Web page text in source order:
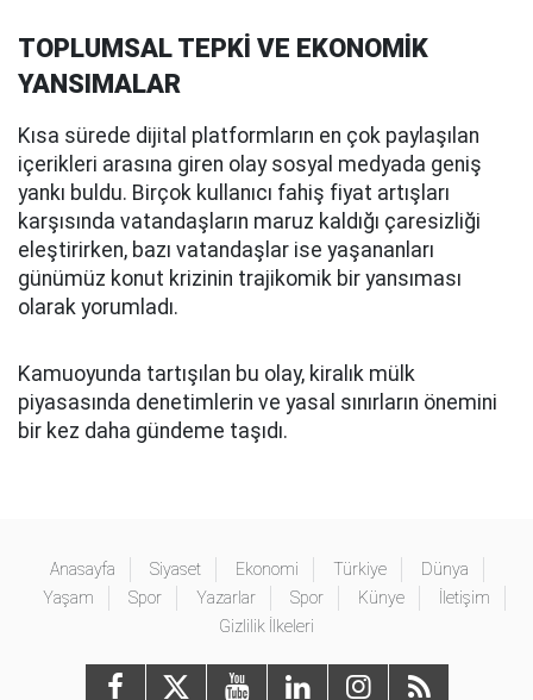
TOPLUMSAL TEPKİ VE EKONOMİK
YANSIMALAR
Kısa sürede dijital platformların en çok paylaşılan
içerikleri arasına giren olay sosyal medyada geniş
yankı buldu. Birçok kullanıcı fahiş fiyat artışları
karşısında vatandaşların maruz kaldığı çaresizliği
eleştirirken, bazı vatandaşlar ise yaşananları
günümüz konut krizinin trajikomik bir yansıması
olarak yorumladı.
Kamuoyunda tartışılan bu olay, kiralık mülk
piyasasında denetimlerin ve yasal sınırların önemini
bir kez daha gündeme taşıdı.
Anasayfa Siyaset Ekonomi Türkiye
Dünya
Yaşam
Spor Yazarlar Spor Künye
İletişim
Gizlilik İlkeleri